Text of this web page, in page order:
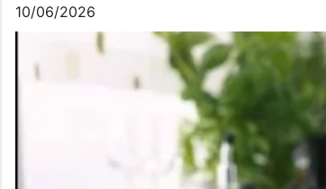
10/06/2026